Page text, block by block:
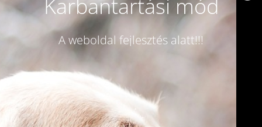
Karbantartási mód
A weboldal fejlesztés alatt!!!